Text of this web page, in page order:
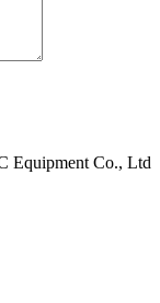
Equipment Co., Ltd